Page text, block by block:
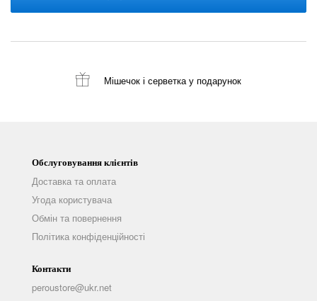
Мішечок і серветка у подарунок
Обслуговування клієнтів
Доставка та оплата
Угода користувача
Обмін та повернення
Політика конфіденційності
Контакти
peroustore@ukr.net